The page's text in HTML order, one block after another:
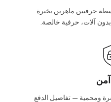
حرفيين ماهرين بخبرة
آلات، حرفية خالصة.
ومحمية — تفاصيل الدفع